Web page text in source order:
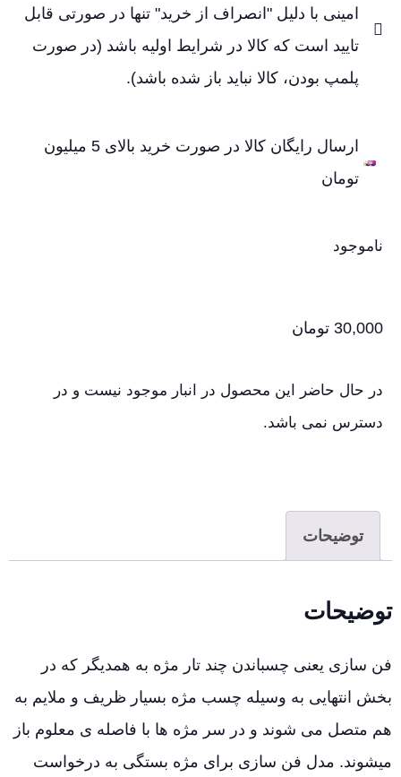
امینی با دلیل "انصراف از خرید" تنها در صورتی قابل
تایید است که کالا در شرایط اولیه باشد (در صورت
پلمپ بودن، کالا نباید باز شده باشد).
ارسال رایگان کالا در صورت خرید بالای 5 میلیون
تومان
ناموجود
30,000 تومان
در حال حاضر این محصول در انبار موجود نیست و در
دسترس نمی باشد.
توضیحات
توضیحات
فن سازی یعنی چسباندن چند تار مژه به همدیگر که در
بخش انتهایی به وسیله چسب مژه بسیار ظریف و ملایم به
هم متصل می شوند و در سر مژه ها با فاصله ی معلوم باز
میشوند. مدل فن سازی برای مژه بستگی به درخواست